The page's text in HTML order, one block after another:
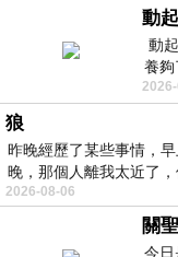
動
動
養夠
狼
昨晚經歷了某些事情，
晚，那個人離我太近了
2026-08-06
關
今日